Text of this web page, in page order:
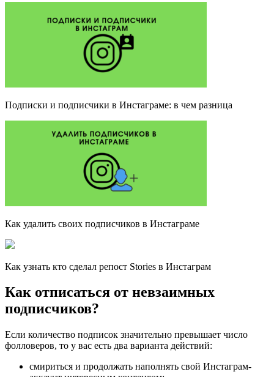
Подписки и подписчики в Инстаграме: в чем разница
Как удалить своих подписчиков в Инстаграме
Как узнать кто сделал репост Stories в Инстаграм
Как отписаться от невзаимных
подписчиков?
Если количество подписок значительно превышает число
фолловеров, то у вас есть два варианта действий:
смириться и продолжать наполнять свой Инстаграм-